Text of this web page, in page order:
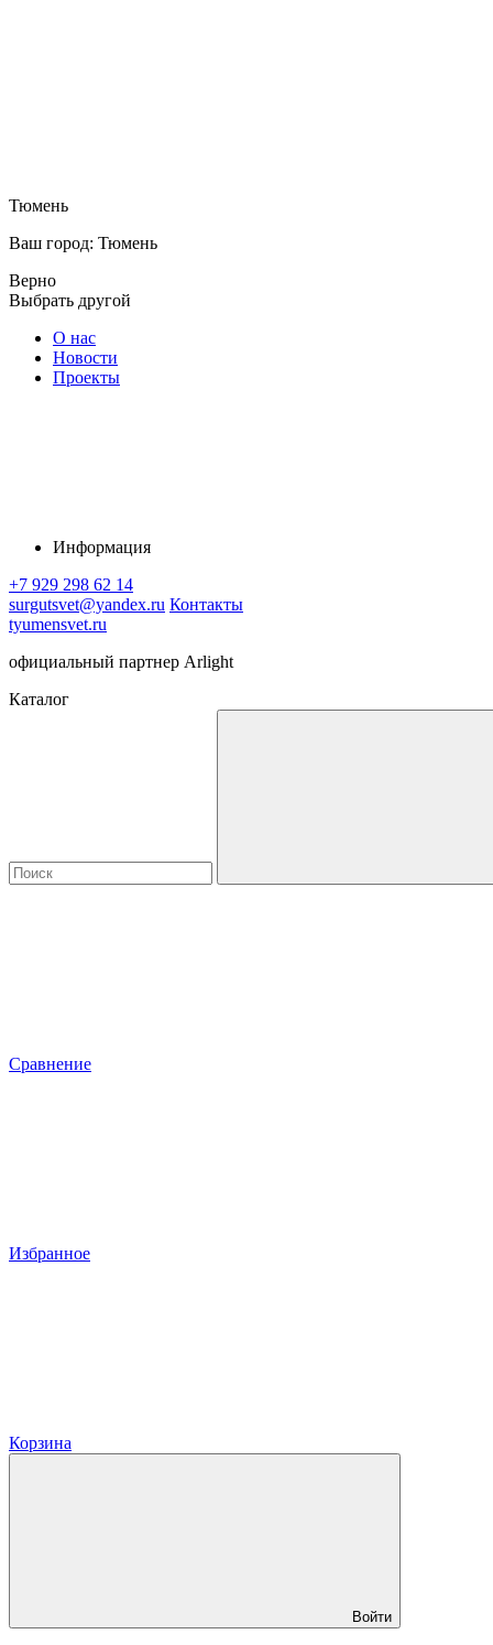
Тюмень
Ваш город: Тюмень
Верно
Выбрать другой
О нас
Новости
Проекты
Информация
+7 929 298 62 14
surgutsvet@yandex.ru Контакты
tyumensvet.ru
официальный партнер Arlight
Каталог
Сравнение
Избранное
Корзина
Войти